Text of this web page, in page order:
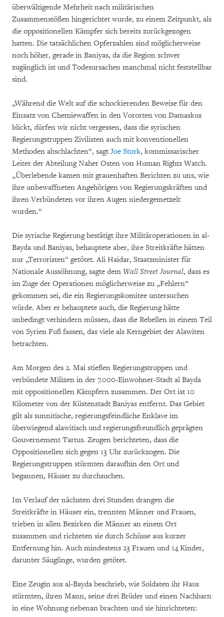
überwältigende Mehrheit nach militärischen
Zusammenstößen hingerichtet wurde, zu einem Zeitpunkt, als
die oppositionellen Kämpfer sich bereits zurückgezogen
hatten. Die tatsächlichen Opferzahlen sind möglicherweise
noch höher, gerade in Baniyas, da die Region schwer
zugänglich ist und Todesursachen manchmal nicht feststellbar
sind.
„Während die Welt auf die schockierenden Beweise für den
Einsatz von Chemiewaffen in den Vororten von Damaskus
blickt, dürfen wir nicht vergessen, dass die syrischen
Regierungstruppen Zivilisten auch mit konventionellen
Methoden abschlachten“, sagt Joe Stork, kommissarischer
Leiter der Abteilung Naher Osten von Human Rights Watch.
„Überlebende kamen mit grauenhaften Berichten zu uns, wie
ihre unbewaffneten Angehörigen von Regierungskräften und
ihren Verbündeten vor ihren Augen niedergemetzelt
wurden.“
Die syrische Regierung bestätigt ihre Militäroperationen in al-
Bayda und Baniyas, behauptete aber, ihre Streitkräfte hätten
nur „Terroristen“ getötet. Ali Haidar, Staatsminister für
Nationale Aussöhnung, sagte dem Wall Street Journal, dass es
im Zuge der Operationen möglicherweise zu „Fehlern“
gekommen sei, die ein Regierungskomitee untersuchen
würde. Aber er behauptete auch, die Regierung hätte
unbedingt verhindern müssen, dass die Rebellen in einem Teil
von Syrien Fuß fassen, das viele als Kerngebiet der Alawiten
betrachten.
Am Morgen des 2. Mai stießen Regierungstruppen und
verbündete Milizen in der 7.000-Einwohner-Stadt al Bayda
mit oppositionellen Kämpfern zusammen. Der Ort ist 10
Kilometer von der Küstenstadt Baniyas entfernt. Das Gebiet
gilt als sunnitische, regierungsfeindliche Enklave im
überwiegend alawitisch und regierungsfreundlich geprägten
Gouvernement Tartus. Zeugen berichteten, dass die
Oppositionellen sich gegen 13 Uhr zurückzogen. Die
Regierungstruppen stürmten daraufhin den Ort und
begannen, Häuser zu durchsuchen.
Im Verlauf der nächsten drei Stunden drangen die
Streitkräfte in Häuser ein, trennten Männer und Frauen,
trieben in allen Bezirken die Männer an einem Ort
zusammen und richteten sie durch Schüsse aus kurzer
Entfernung hin. Auch mindestens 23 Frauen und 14 Kinder,
darunter Säuglinge, wurden getötet.
Eine Zeugin aus al-Bayda beschrieb, wie Soldaten ihr Haus
stürmten, ihren Mann, seine drei Brüder und einen Nachbarn
in eine Wohnung nebenan brachten und sie hinrichteten: